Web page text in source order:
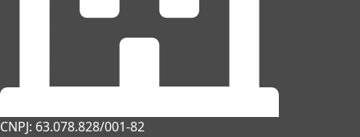
CNPJ: 63.078.828/001-82